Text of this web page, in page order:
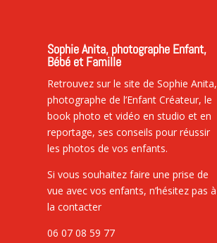
Sophie Anita, photographe Enfant,
Bébé et Famille
Retrouvez sur le site de Sophie Anita,
photographe de l’Enfant Créateur, le
book photo et vidéo en studio et en
reportage, ses conseils pour réussir
les photos de vos enfants.
Si vous souhaitez faire une prise de
vue avec vos enfants, n’hésitez pas à
la contacter
06 07 08 59 77